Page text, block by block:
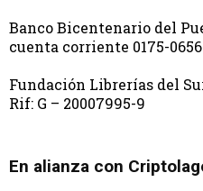
Banco Bicentenario del
cuenta corriente 0175-
Fundación Librerías del
Rif: G – 20007995-9
En alianza con